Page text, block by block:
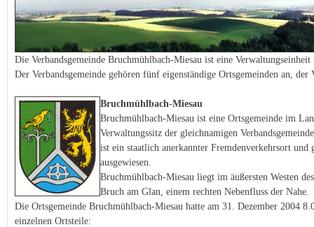
Die Verbandsgemeinde Bruchmühlbach-Miesau ist eine
Der Verbandsgemeinde gehören fünf eigenständige Ortsgemeinden an,
Bruchmühlbach-Miesau
Bruchmühlbach-Miesau ist eine Ortsgemeinde im
Verwaltungssitz der gleichnamigen
ist ein staatlich anerkannter Fremdenverkehrsort und
ausgewiesen.
Bruchmühlbach-Miesau liegt im äußersten Westen
Bruch am Glan, einem rechten Nebenfluss der Nahe.
Die Ortsgemeinde Bruchmühlbach-Miesau hatte am 31. Dezember 2004
einzelnen Ortsteile: